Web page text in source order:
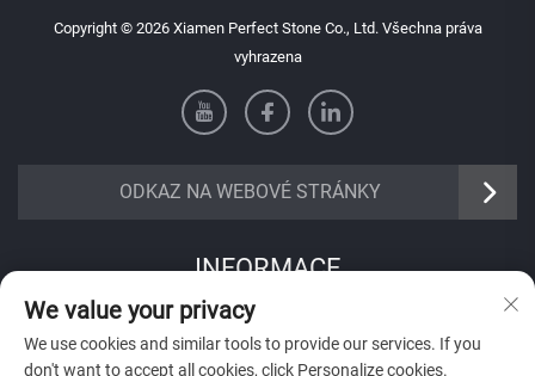
Copyright © 2026 Xiamen Perfect Stone Co., Ltd. Všechna práva
vyhrazena
ODKAZ NA WEBOVÉ STRÁNKY
INFORMACE
Přihlaste se k odběru našeho týdenního newsletteru
We value your privacy
We use cookies and similar tools to provide our services. If you
don't want to accept all cookies, click Personalize cookies.